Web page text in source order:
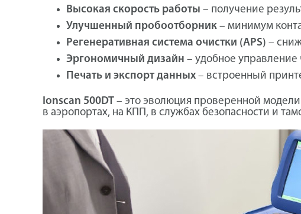
Высокая скорость работы – получение
Улучшенный пробоотборник – минимум
Регенеративная система очистки (APS) –
Эргономичный дизайн – удобное
Печать и экспорт данных – встроенный
Ionscan 500DT – это эволюция проверенной модели
в аэропортах, на КПП, в службах безопасности и